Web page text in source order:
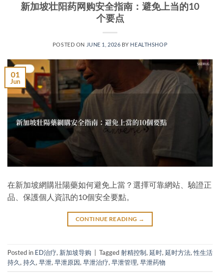
新加坡壮阳药网购安全指南：避免上当的10
个要点
POSTED ON JUNE 1, 2026 BY HEALTHSHOP
01
Jun
在新加坡網購壯陽藥如何避免上當？選擇可靠網站、驗證正
品、保護個人資訊的10個安全要點。
CONTINUE READING →
Posted in ED治疗, 新加坡导购 Tagged射精控制,延时,延时方法,性生活
持久,持久,早泄,早泄原因,早泄治疗,早泄管理,早泄药物